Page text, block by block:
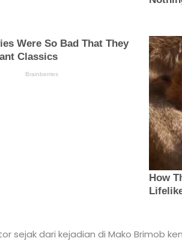
sejak dari kejadian di Mako Brimob